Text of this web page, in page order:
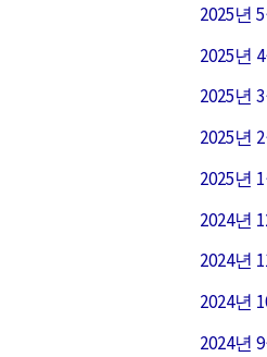
2025년
2025년
2025년
2025년
2025년
2024년
2024년
2024년
2024년